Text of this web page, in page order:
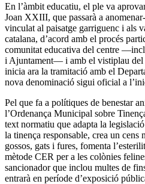
En l’àmbit educatiu, el ple va
Joan XXIII, que passarà a
vinculat al paisatge garriguenc i als
catalana, d’acord amb el procés
comunitat educativa del centre
i Ajuntament— i amb el vistiplau del
inicia ara la tramitació amb el
nova denominació sigui oficial a
Pel que fa a polítiques de benestar
l’Ordenança Municipal sobre
text normatiu que adapta la
la tinença responsable, crea un
gossos, gats i fures, fomenta
mètode CER per a les colònies
sancionador que inclou multes de
entrarà en període d’exposició